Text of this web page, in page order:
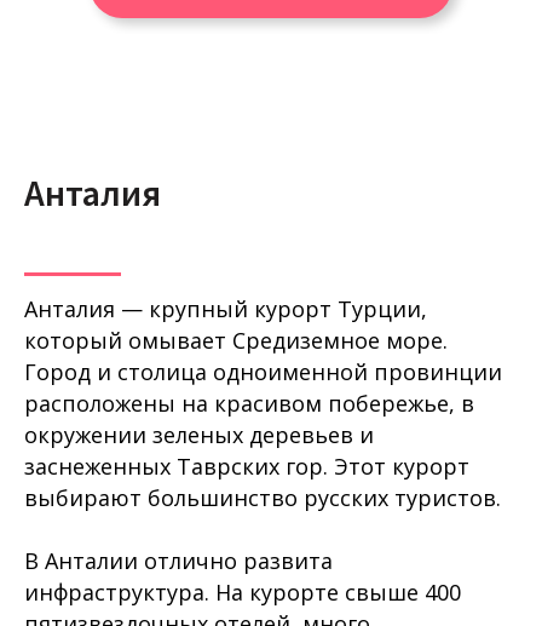
Анталия
Анталия — крупный курорт Турции,
который омывает Средиземное море.
Город и столица одноименной провинции
расположены на красивом побережье, в
окружении зеленых деревьев и
заснеженных Таврских гор. Этот курорт
выбирают большинство русских туристов.
В Анталии отлично развита
инфраструктура. На курорте свыше 400